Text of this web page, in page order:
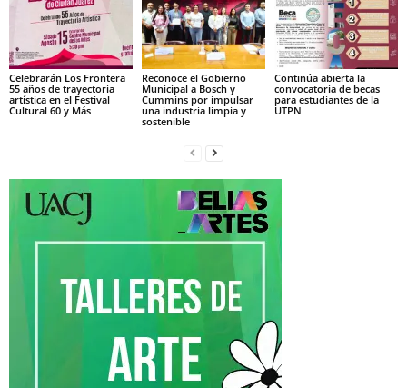
Celebrarán Los Frontera
55 años de trayectoria
artística en el Festival
Cultural 60 y Más
Reconoce el Gobierno
Municipal a Bosch y
Cummins por impulsar
una industria limpia y
sostenible
Continúa abierta la
convocatoria de becas
para estudiantes de la
UTPN